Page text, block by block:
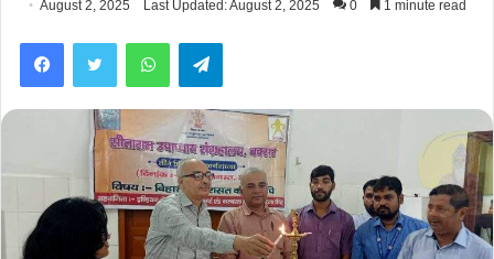
August 2, 2025 Last Updated: August 2, 2025 0 1 minute read